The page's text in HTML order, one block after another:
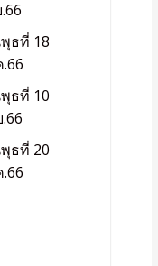
ธที่ 18
ธที่ 10
ธที่ 20